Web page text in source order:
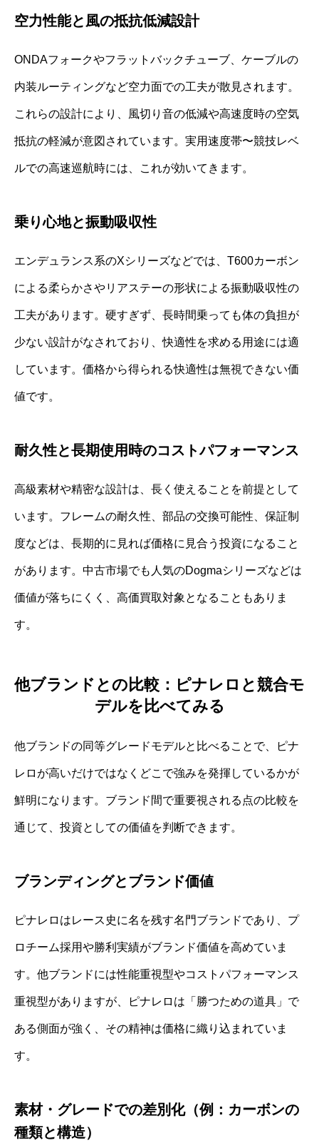
空力性能と風の抵抗低減設計
ONDAフォークやフラットバックチューブ、ケーブルの
内装ルーティングなど空力面での工夫が散見されます。
これらの設計により、風切り音の低減や高速度時の空気
抵抗の軽減が意図されています。実用速度帯〜競技レベ
ルでの高速巡航時には、これが効いてきます。
乗り心地と振動吸収性
エンデュランス系のXシリーズなどでは、T600カーボン
による柔らかさやリアステーの形状による振動吸収性の
工夫があります。硬すぎず、長時間乗っても体の負担が
少ない設計がなされており、快適性を求める用途には適
しています。価格から得られる快適性は無視できない価
値です。
耐久性と長期使用時のコストパフォーマンス
高級素材や精密な設計は、長く使えることを前提として
います。フレームの耐久性、部品の交換可能性、保証制
度などは、長期的に見れば価格に見合う投資になること
があります。中古市場でも人気のDogmaシリーズなどは
価値が落ちにくく、高価買取対象となることもありま
す。
他ブランドとの比較：ピナレロと競合モ
デルを比べてみる
他ブランドの同等グレードモデルと比べることで、ピナ
レロが高いだけではなくどこで強みを発揮しているかが
鮮明になります。ブランド間で重要視される点の比較を
通じて、投資としての価値を判断できます。
ブランディングとブランド価値
ピナレロはレース史に名を残す名門ブランドであり、プ
ロチーム採用や勝利実績がブランド価値を高めていま
す。他ブランドには性能重視型やコストパフォーマンス
重視型がありますが、ピナレロは「勝つための道具」で
ある側面が強く、その精神は価格に織り込まれていま
す。
素材・グレードでの差別化（例：カーボンの
種類と構造）